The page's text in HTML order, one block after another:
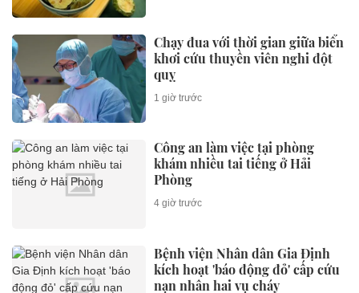
Chạy đua với thời gian giữa biển
khơi cứu thuyền viên nghi đột
quỵ
1 giờ trước
Công an làm việc tại phòng
khám nhiều tai tiếng ở Hải
Phòng
4 giờ trước
Bệnh viện Nhân dân Gia Định
kích hoạt 'báo động đỏ' cấp cứu
nạn nhân hai vụ cháy